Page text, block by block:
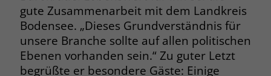
gute Zusammenarbeit mit dem Landkreis
Bodensee. „Dieses Grundverständnis für
unsere Branche sollte auf allen politischen
Ebenen vorhanden sein.“ Zu guter Letzt
begrüßte er besondere Gäste: Einige
Zweck
Es enthält Informationen darüber,
welche Werbeanzeige geklickt wurde,
sodass erzielte Erfolge wie z.B.
Bestellungen oder Kontaktanfragen der
Anzeige zugewiesen werden können.